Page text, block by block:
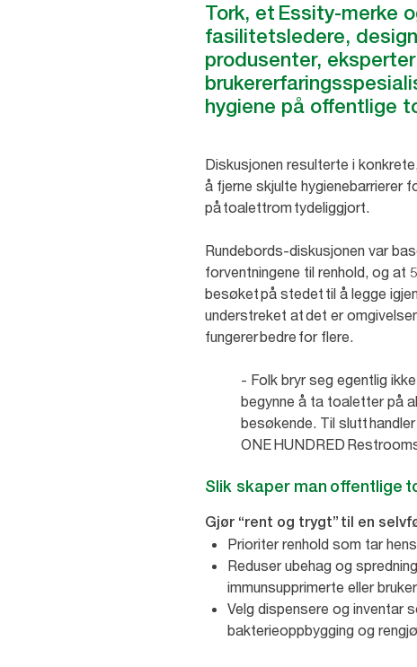
Tork, et Essity-merke
fasilitetsledere,
produsenter,
hygiene på offentlige
Diskusjonen resulterte i
å fjerne skjulte hygienebarrierer
på toalettrom tydeliggjort.
Rundebords-diskusjonen var
forventningene til renhold, og at
besøket på stedet til å legge
understreket at det er
fungerer bedre for flere.
- Folk bryr seg egentlig
begynne å ta toaletter på
besøkende. Til slutt
ONE HUNDRED
Slik skaper man offentlige
Gjør “rent og trygt” til en
Prioriter renhold som tar
Reduser ubehag og
immunsupprimerte eller
Velg dispensere og inventar
bakterieoppbygging og